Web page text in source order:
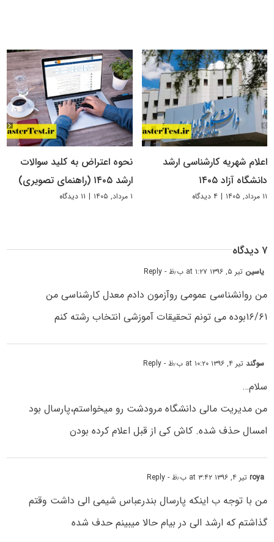
اعلام شهریه کارشناسی ارشد
دانشگاه آزاد ۱۴۰۵
۱۱ مرداد, ۱۴۰۵ | ۴ دیدگاه
نحوه اعتراض به کلید سوالات
ارشد ۱۴۰۵ (راهنمای تصویری)
۱ مرداد, ۱۴۰۵ | ۱۱ دیدگاه
۷ دیدگاه
یاسین تیر ۵, ۱۳۹۶ at ۱:۲۷ ب٫ظ - Reply
من روانشناسی عمومی روآزمون دادم معدل کارشناسی من
۱۶/۶۱بوده می تونم تحقیقات آموزشی انتخاب رشته کنم
سوگندتیر ۴, ۱۳۹۶ at ۱۰:۲۰ ب٫ظ - Reply
سلام…
من مدیریت مالی دانشگاه مرودشت رو میخواستم،پارسال بود
امسال حذف شده. کاش کی از قبل اعلام کرده بودن
royaتیر ۴, ۱۳۹۶ at ۳:۴۲ ب٫ظ - Reply
من با توجه ب اینکه پارسال بندرعباس شیمی الی داشت وقتم
گذاشتم که ارشد الی در بیام حالا میبینم حدف شده